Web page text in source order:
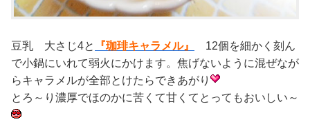
豆乳 大さじ4と 『珈琲キャラメル』
12個を細かく刻ん
で小鍋にいれて弱火にかけます。焦げないように混ぜなが
らキャラメルが全部とけたらできあがり
とろ～り濃厚でほのかに苦くて甘くてとってもおいしい～